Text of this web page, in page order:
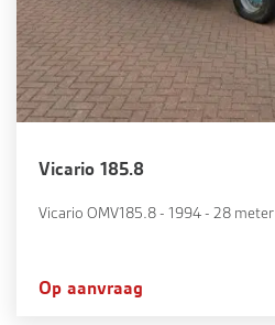
Vicario 185.8
Vicario OMV185.8 - 1994 - 28 meter
Op aanvraag